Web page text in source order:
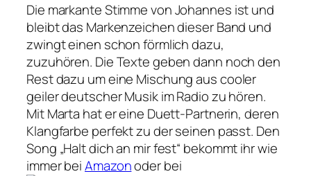
Die markante Stimme von Johannes ist und
bleibt das Markenzeichen dieser Band und
zwingt einen schon förmlich dazu,
zuzuhören. Die Texte geben dann noch den
Rest dazu um eine Mischung aus cooler
geiler deutscher Musik im Radio zu hören.
Mit Marta hat er eine Duett-Partnerin, deren
Klangfarbe perfekt zu der seinen passt. Den
Song „Halt dich an mir fest“ bekommt ihr wie
immer beiAmazonoder bei